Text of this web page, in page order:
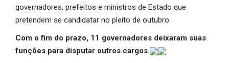
governadores, prefeitos e ministros de Estado que
pretendem se candidatar no pleito de outubro.
Com o fim do prazo, 11 governadores deixaram suas
funções para disputar outros cargos.